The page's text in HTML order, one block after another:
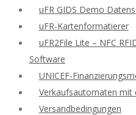
uFR GIDS Demo
uFR-Kartenformatierer
uFR2File Lite – NFC
Software
UNICEF-
Verkaufsautomaten mit
Versandbedingungen